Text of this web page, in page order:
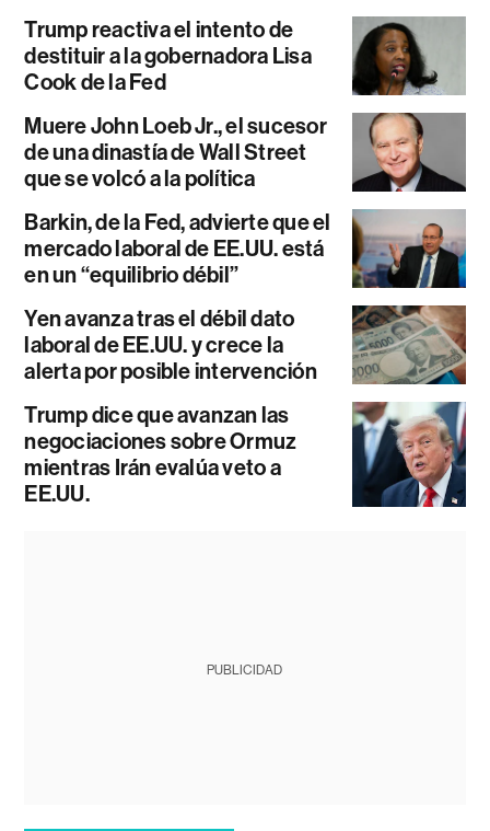
Trump reactiva el intento de
destituir a la gobernadora Lisa
Cook de la Fed
Muere John Loeb Jr., el sucesor
de una dinastía de Wall Street
que se volcó a la política
Barkin, de la Fed, advierte que el
mercado laboral de EE.UU. está
en un “equilibrio débil”
Yen avanza tras el débil dato
laboral de EE.UU. y crece la
alerta por posible intervención
Trump dice que avanzan las
negociaciones sobre Ormuz
mientras Irán evalúa veto a
EE.UU.
PUBLICIDAD